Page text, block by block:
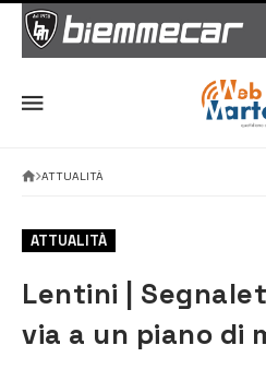
ATTUALITÀ
ATTUALITÀ
Lentini |
via a un piano di